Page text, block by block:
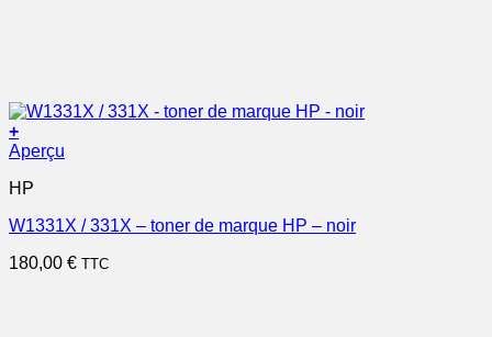
+
Aperçu
HP
W1331X / 331X – toner de marque HP – noir
180,00 € TTC